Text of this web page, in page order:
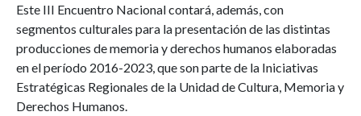
Este III Encuentro Nacional contará, además, con
segmentos culturales para la presentación de las distintas
producciones de memoria y derechos humanos elaboradas
en el período 2016-2023, que son parte de la Iniciativas
Estratégicas Regionales de la Unidad de Cultura, Memoria y
Derechos Humanos.